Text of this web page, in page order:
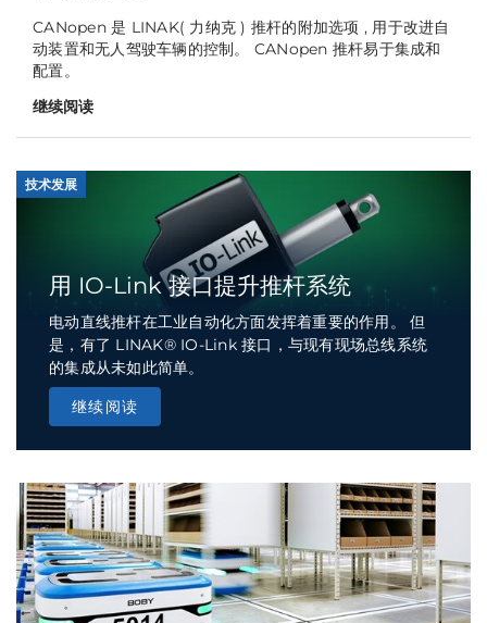
CANopen 是 LINAK( 力纳克 ) 推杆的附加选项 , 用于改进自
动装置和无人驾驶车辆的控制。 CANopen 推杆易于集成和
配置。
继续阅读
技术发展
用 IO-Link 接口提升推杆系统
电动直线推杆在工业自动化方面发挥着重要的作用。 但
是，有了 LINAK® IO-Link 接口，与现有现场总线系统
的集成从未如此简单。
继续阅读